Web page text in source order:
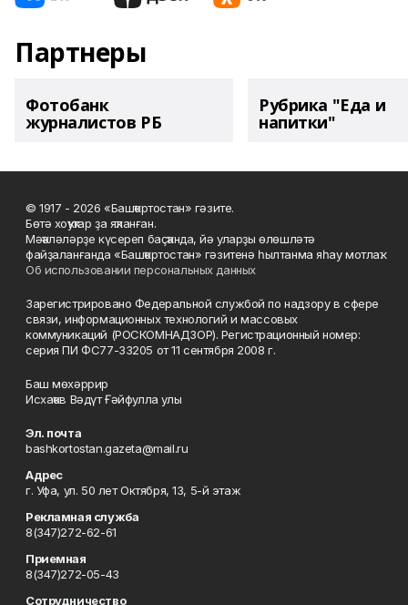
Партнеры
Фотобанк
журналистов РБ
Рубрика "Еда и
напитки"
© 1917 - 2026 «Башҡортостан» гәзите.
Бөтә хоҡуҡтар ҙа яҡланған.
Мәҡәләләрҙе күсереп баҫҡанда, йә уларҙы өлөшләтә
файҙаланғанда «Башҡортостан» гәзитенә һылтанма яһау мотлаҡ.
Об использовании персональных данных
Зарегистрировано Федеральной службой по надзору в сфере
связи, информационных технологий и массовых
коммуникаций (РОСКОМНАДЗОР). Регистрационный номер:
серия ПИ ФС77-33205 от 11 сентября 2008 г.
Баш мөхәррир
Исхаҡов Вәдүт Ғәйфулла улы
Эл. почта
bashkortostan.gazeta@mail.ru
Адрес
г. Уфа, ул. 50 лет Октября, 13, 5-й этаж
Рекламная служба
8(347)272-62-61
Приемная
8(347)272-05-43
Сотрудничество